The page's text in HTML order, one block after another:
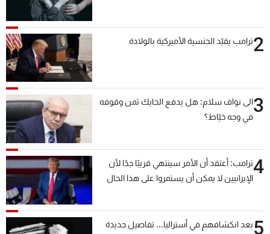
2ترامب يقيّد الجنسية الأميركية بالولادة
3الى نواف سلام: هل يدفع الحايك ثمن وقوفه
في وجه خيّاط؟
4ترامب: أعتقد أن الأمر سينتهي قريبًا جدًا لأن
الإيرانيين لا يمكن أن يستمروا على هذا الحال
5بعد انكشافهم في أستراليا... تفاصيل جديدة